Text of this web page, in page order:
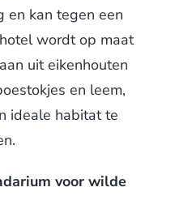
en kan tegen een
wordt op maat
uit eikenhouten
en leem,
ideale habitat te
voor wilde